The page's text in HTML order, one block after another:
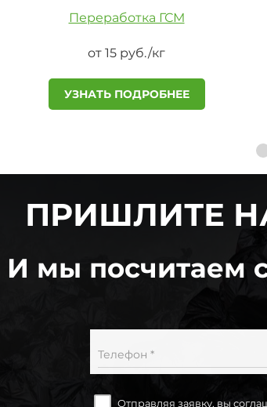
Переработка ГСМ
от 15 руб./кг
УЗНАТЬ ПОДРОБНЕЕ
ПРИШЛИТЕ
И мы посчитаем
Телефон *
Отправляя заявку, вы